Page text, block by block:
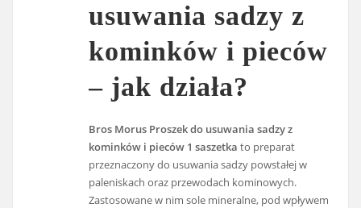
usuwania sadzy z
kominków i pieców
– jak działa?
Bros Morus Proszek do usuwania sadzy z
kominków i pieców 1 saszetka to preparat
przeznaczony do usuwania sadzy powstałej w
paleniskach oraz przewodach kominowych.
Zastosowane w nim sole mineralne, pod wpływem